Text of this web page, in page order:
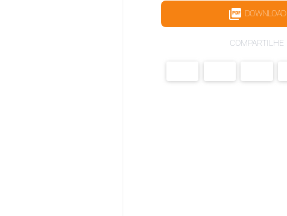
DOWNLOAD
COMPARTILHE